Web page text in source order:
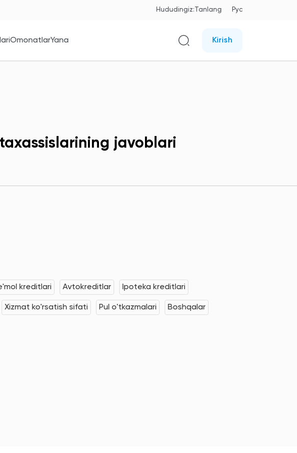
Hududingiz:Tanlang Рус
OmonatlarYana Kirish
javoblari
kreditlari Avtokreditlar Ipoteka kreditlari
Xizmat ko'rsatish sifati Pul o'tkazmalari Boshqalar